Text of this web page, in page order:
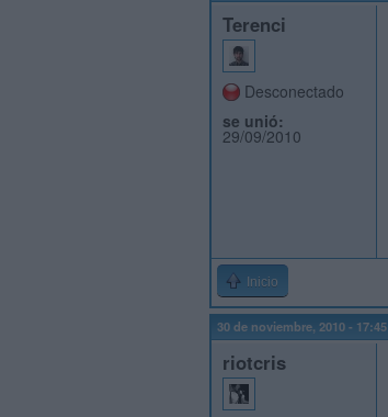
Terenci
Desconectado
se unió:
29/09/2010
Inicio
30 de noviembre, 2010 - 17:45
riotcris